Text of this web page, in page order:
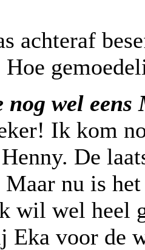
achteraf
Hoe
wel eens
Ik kom
De
Maar nu is
wil wel heel
Eka voor de